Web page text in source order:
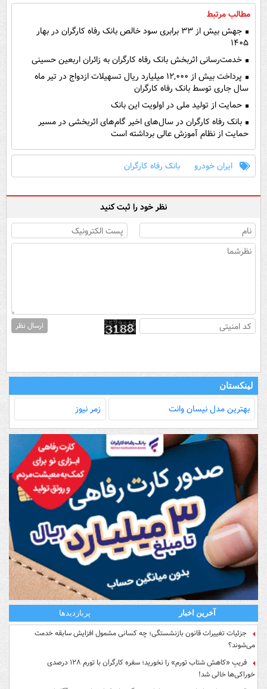
مطالب مرتبط
جهش بیش از ۳۳ برابری سود خالص بانک رفاه کارگران در بهار
۱۴۰۵
خدمت‌رسانی اثربخش بانک رفاه کارگران به زائران اربعین حسینی
پرداخت بیش از ۱۲,۰۰۰ میلیارد ریال تسهیلات ازدواج در تیر ماه
سال جاری توسط بانک رفاه کارگران
حمایت از تولید ملی در اولویت این بانک
بانک رفاه کارگران در سال‌های اخیر گام‌های اثربخشی در مسیر
حمایت از نظام آموزش عالی برداشته است
ایران خودرو بانک رفاه کارگران
نظر خود را ثبت کنید
ارسال نظر
لینکستان
بهترین مدل‌ نیسان وانت زمر نیوز
آخرین اخبار پربازدیدها
جزئیات تغییرات قانون بازنشستگی؛ چه کسانی مشمول افزایش سابقه خدمت
می‌شوند؟
فریبِ «کاهش شتاب تورم» را نخورید؛ سفره کارگران با تورم ۱۲۸ درصدی
خوراکی‌ها خالی شد!